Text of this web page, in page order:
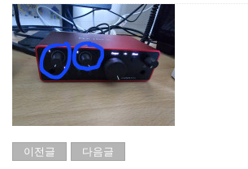
이전글 다음글